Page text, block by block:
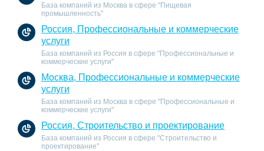
База компаний из Москва в сфере "Пищевая
промышленность"
Россия, Профессиональные и коммерческие
услуги
База компаний из Россия в сфере "Профессиональные и
коммерческие услуги"
Москва, Профессиональные и коммерческие
услуги
База компаний из Москва в сфере "Профессиональные и
коммерческие услуги"
Россия, Строительство и проектирование
База компаний из Россия в сфере "Строительство и
проектирование"